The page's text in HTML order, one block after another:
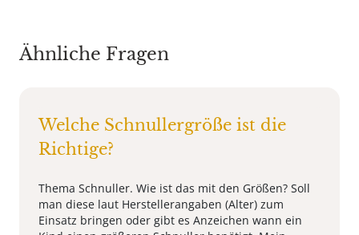
Ähnliche Fragen
Welche Schnullergröße ist die
Richtige?
Thema Schnuller. Wie ist das mit den Größen? Soll
man diese laut Herstellerangaben (Alter) zum
Einsatz bringen oder gibt es Anzeichen wann ein